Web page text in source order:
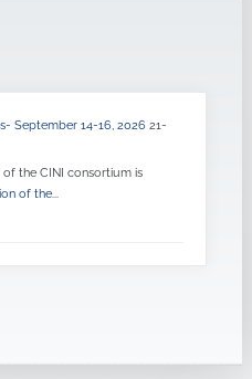
September 14-16, 2026 21-
the CINI consortium is
of the...